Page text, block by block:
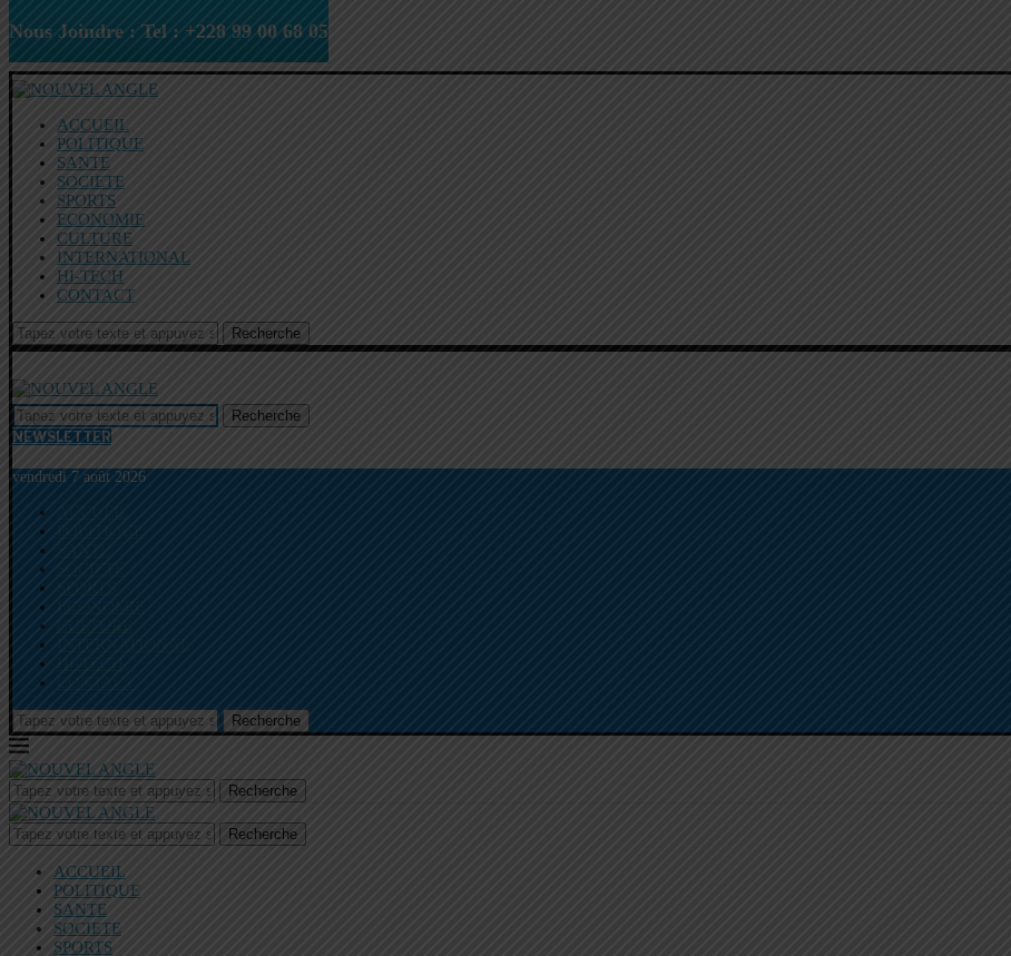
Nous Joindre : Tel : +228 99 00 68 05
ACCUEIL
POLITIQUE
SANTE
SOCIETE
SPORTS
ECONOMIE
CULTURE
INTERNATIONAL
HI-TECH
CONTACT
Recherche
Recherche
NEWSLETTER
vendredi 7 août 2026
Recherche
Recherche
Recherche
ACCUEIL
POLITIQUE
SANTE
SOCIETE
SPORTS